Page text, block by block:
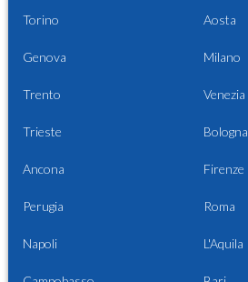
Torino Aosta
Genova Milano
Trento Venezia
Trieste Bologna
Ancona Firenze
Perugia Roma
Napoli L'Aquila